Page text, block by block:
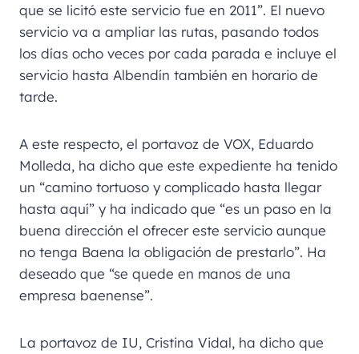
que se licitó este servicio fue en 2011”. El nuevo
servicio va a ampliar las rutas, pasando todos
los días ocho veces por cada parada e incluye el
servicio hasta Albendín también en horario de
tarde.
A este respecto, el portavoz de VOX, Eduardo
Molleda, ha dicho que este expediente ha tenido
un “camino tortuoso y complicado hasta llegar
hasta aquí” y ha indicado que “es un paso en la
buena dirección el ofrecer este servicio aunque
no tenga Baena la obligación de prestarlo”. Ha
deseado que “se quede en manos de una
empresa baenense”.
La portavoz de IU, Cristina Vidal, ha dicho que